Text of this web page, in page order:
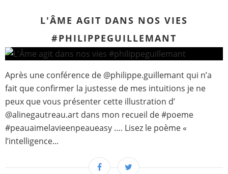
L'ÂME AGIT DANS NOS VIES
#PHILIPPEGUILLEMANT
Après une conférence de @philippe.guillemant qui n’a
fait que confirmer la justesse de mes intuitions je ne
peux que vous présenter cette illustration d’
@alinegautreau.art dans mon recueil de #poeme
#peauaimelavieenpeaueasy …. Lisez le poème «
l’intelligence...